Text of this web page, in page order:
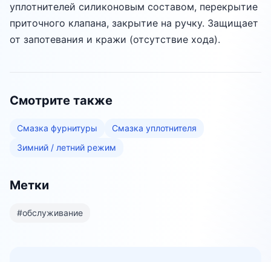
уплотнителей силиконовым составом, перекрытие
приточного клапана, закрытие на ручку. Защищает
от запотевания и кражи (отсутствие хода).
Смотрите также
Смазка фурнитуры
Смазка уплотнителя
Зимний / летний режим
Метки
#обслуживание